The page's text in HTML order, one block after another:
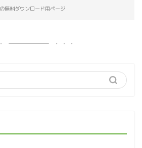
無料ダウンロード用ページ